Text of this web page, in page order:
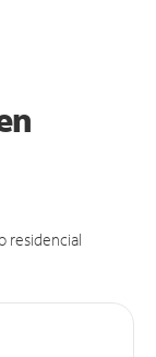
residencial